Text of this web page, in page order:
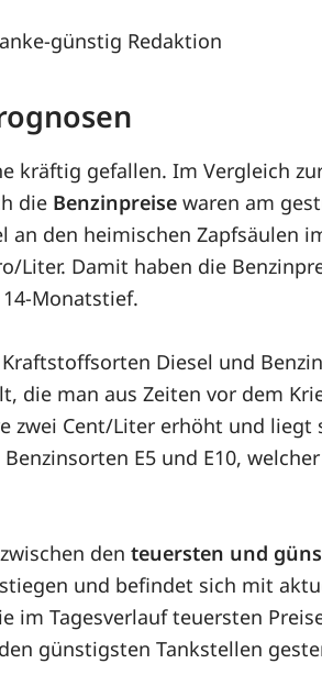
günstig Redaktion
kräftig gefallen. Im Vergleich
die Benzinpreise waren am
an den heimischen Zapfsäulen
Liter. Damit haben die
Monatstief.
Diesel und
die man aus Zeiten vor dem
zwei Cent/Liter erhöht und
E5 und E10,
denteuersten und
und befindet sich mit
im Tagesverlauf teuersten
günstigsten Tankstellen